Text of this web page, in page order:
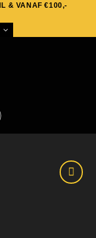
& VANAF €100,-